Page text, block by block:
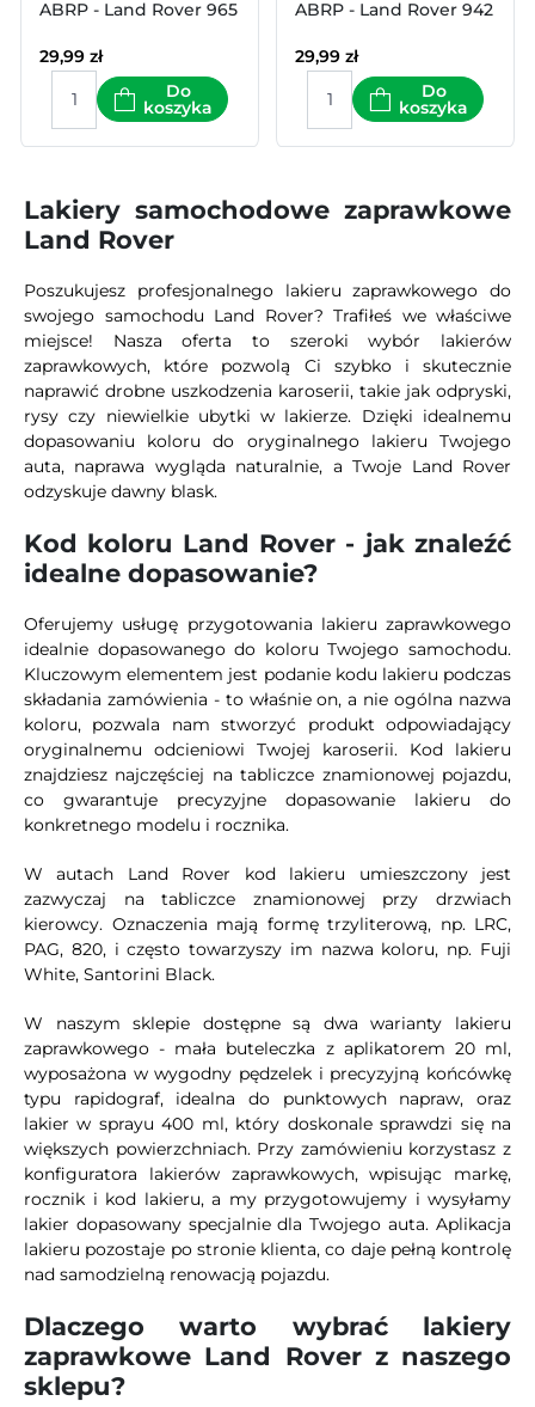
ABRP - Land Rover 965
29,99 zł
Do
koszyka
ABRP - Land Rover 942
29,99 zł
Do
koszyka
Lakiery samochodowe zaprawkowe
Land Rover
Poszukujesz profesjonalnego lakieru zaprawkowego do
swojego samochodu Land Rover? Trafiłeś we właściwe
miejsce! Nasza oferta to szeroki wybór lakierów
zaprawkowych, które pozwolą Ci szybko i skutecznie
naprawić drobne uszkodzenia karoserii, takie jak odpryski,
rysy czy niewielkie ubytki w lakierze. Dzięki idealnemu
dopasowaniu koloru do oryginalnego lakieru Twojego
auta, naprawa wygląda naturalnie, a Twoje Land Rover
odzyskuje dawny blask.
Kod koloru Land Rover - jak znaleźć
idealne dopasowanie?
Oferujemy usługę przygotowania lakieru zaprawkowego
idealnie dopasowanego do koloru Twojego samochodu.
Kluczowym elementem jest podanie kodu lakieru podczas
składania zamówienia - to właśnie on, a nie ogólna nazwa
koloru, pozwala nam stworzyć produkt odpowiadający
oryginalnemu odcieniowi Twojej karoserii. Kod lakieru
znajdziesz najczęściej na tabliczce znamionowej pojazdu,
co gwarantuje precyzyjne dopasowanie lakieru do
konkretnego modelu i rocznika.
W autach Land Rover kod lakieru umieszczony jest
zazwyczaj na tabliczce znamionowej przy drzwiach
kierowcy. Oznaczenia mają formę trzyliterową, np. LRC,
PAG, 820, i często towarzyszy im nazwa koloru, np. Fuji
White, Santorini Black.
W naszym sklepie dostępne są dwa warianty lakieru
zaprawkowego - mała buteleczka z aplikatorem 20 ml,
wyposażona w wygodny pędzelek i precyzyjną końcówkę
typu rapidograf, idealna do punktowych napraw, oraz
lakier w sprayu 400 ml, który doskonale sprawdzi się na
większych powierzchniach. Przy zamówieniu korzystasz z
konfiguratora lakierów zaprawkowych, wpisując markę,
rocznik i kod lakieru, a my przygotowujemy i wysyłamy
lakier dopasowany specjalnie dla Twojego auta. Aplikacja
lakieru pozostaje po stronie klienta, co daje pełną kontrolę
nad samodzielną renowacją pojazdu.
Dlaczego warto wybrać lakiery
zaprawkowe Land Rover z naszego
sklepu?